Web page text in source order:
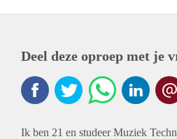
Deel deze oproep met je
Ik ben 21 en studeer Muziek